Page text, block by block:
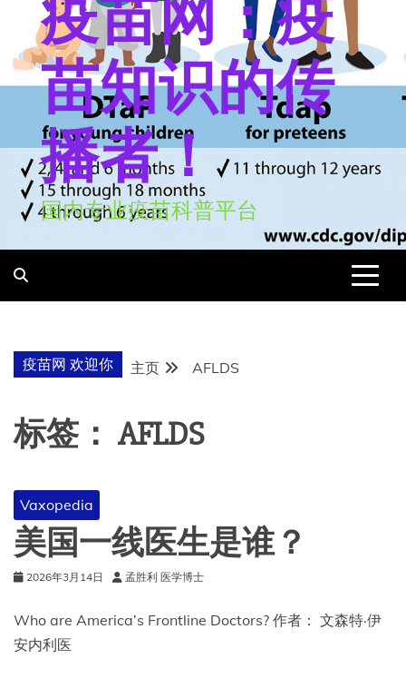
疫苗网：疫
苗知识的传
播者！
国内专业疫苗科普平台
疫苗网 欢迎你 主页 AFLDS
标签： AFLDS
Vaxopedia
美国一线医生是谁？
2026年3月14日 孟胜利 医学博士
Who are America’s Frontline Doctors? 作者： 文森特·伊
安内利医